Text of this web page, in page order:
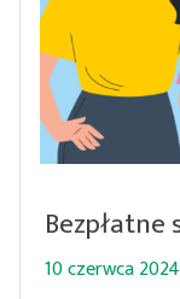
10 czerwca 2024